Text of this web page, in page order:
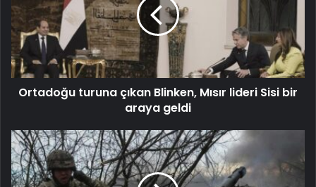
Ortadoğu turuna çıkan Blinken, Mısır lideri Sisi bir
araya geldi